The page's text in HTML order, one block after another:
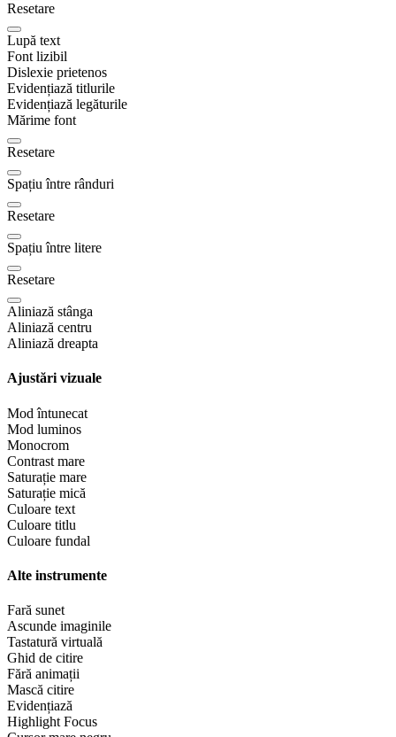
Resetare
Lupă text
Font lizibil
Dislexie prietenos
Evidențiază titlurile
Evidențiază legăturile
Mărime font
Resetare
Spațiu între rânduri
Resetare
Spațiu între litere
Resetare
Aliniază stânga
Aliniază centru
Aliniază dreapta
Ajustări vizuale
Mod întunecat
Mod luminos
Monocrom
Contrast mare
Saturație mare
Saturație mică
Culoare text
Culoare titlu
Culoare fundal
Alte instrumente
Fară sunet
Ascunde imaginile
Tastatură virtuală
Ghid de citire
Fără animații
Mască citire
Evidențiază
Highlight Focus